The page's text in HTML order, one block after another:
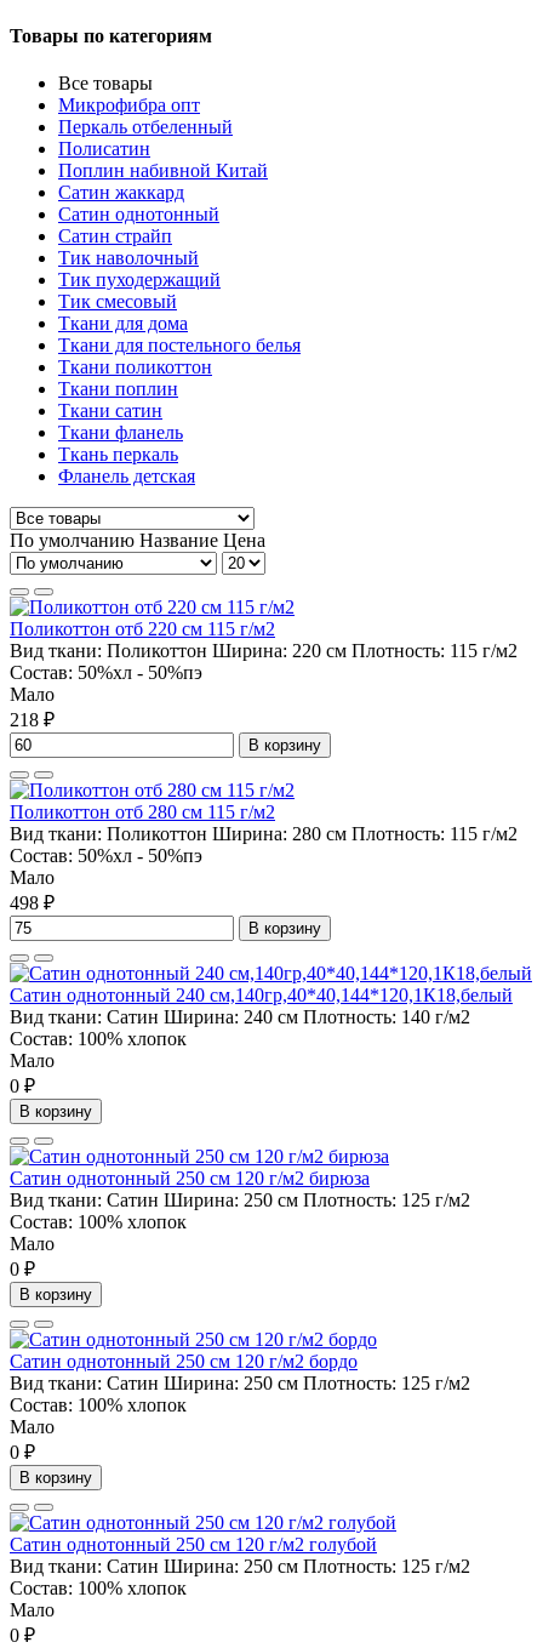
Товары по категориям
Все товары
Микрофибра опт
Перкаль отбеленный
Полисатин
Поплин набивной Китай
Сатин жаккард
Сатин однотонный
Сатин страйп
Тик наволочный
Тик пуходержащий
Тик смесовый
Ткани для дома
Ткани для постельного белья
Ткани поликоттон
Ткани поплин
Ткани сатин
Ткани фланель
Ткань перкаль
Фланель детская
По умолчанию Название Цена
Поликоттон отб 220 см 115 г/м2
Вид ткани: Поликоттон Ширина: 220 см Плотность: 115 г/м2
Состав: 50%хл - 50%пэ
Мало
218 ₽
В корзину
Поликоттон отб 280 см 115 г/м2
Вид ткани: Поликоттон Ширина: 280 см Плотность: 115 г/м2
Состав: 50%хл - 50%пэ
Мало
498 ₽
В корзину
Сатин однотонный 240 см,140гр,40*40,144*120,1К18,белый
Вид ткани: Сатин Ширина: 240 см Плотность: 140 г/м2
Состав: 100% хлопок
Мало
0 ₽
В корзину
Сатин однотонный 250 см 120 г/м2 бирюза
Вид ткани: Сатин Ширина: 250 см Плотность: 125 г/м2
Состав: 100% хлопок
Мало
0 ₽
В корзину
Сатин однотонный 250 см 120 г/м2 бордо
Вид ткани: Сатин Ширина: 250 см Плотность: 125 г/м2
Состав: 100% хлопок
Мало
0 ₽
В корзину
Сатин однотонный 250 см 120 г/м2 голубой
Вид ткани: Сатин Ширина: 250 см Плотность: 125 г/м2
Состав: 100% хлопок
Мало
0 ₽